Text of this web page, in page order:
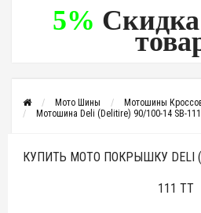
5% Скидка
Мото Шины Мотошины
Мотошина Deli (Delitire) 90/100-14 SB-
КУПИТЬ МОТО ПОКРЫШКУ DELI
111 TT